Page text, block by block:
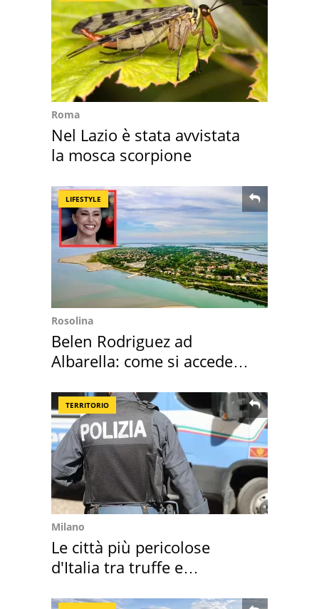
Roma
Nel Lazio è stata avvistata
la mosca scorpione
LIFESTYLE
Rosolina
Belen Rodriguez ad
Albarella: come si accede
TERRITORIO
Milano
Le città più pericolose
d'Italia tra truffe e